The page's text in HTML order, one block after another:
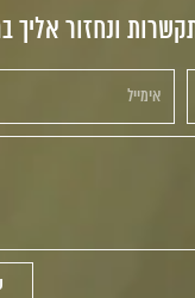
ונחזור אליך